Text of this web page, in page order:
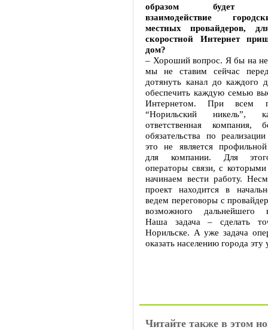
образом будет
взаимодействие
местных провайдеров,
скоростной Интернет
дом?
– Хороший вопрос. Я бы на
мы не ставим сейчас
дотянуть канал до каждого
обеспечить каждую семью
Интернетом. При всем
“Норильский никель”,
ответственная компания,
обязательства по
это не является
для компании. Для
операторы связи, с
начинаем вести работу.
проект находится в
ведем переговоры с
возможного дальнейшего
Наша задача – сделать
Норильске. А уже задача
оказать населению города
Читайте также в этом